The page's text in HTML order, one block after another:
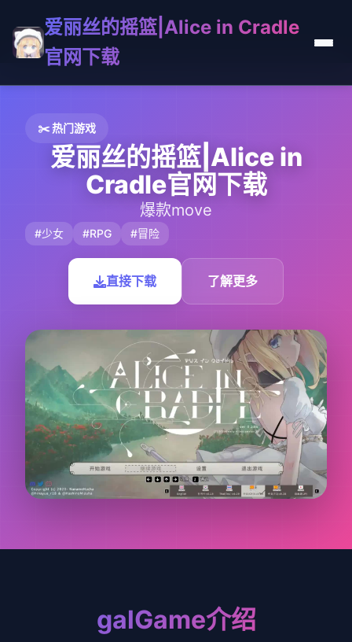
爱丽丝的摇篮|Alice in Cradle
官网下载
✂️ 热门游戏
爱丽丝的摇篮|Alice in
Cradle官网下载
爆款move
#少女 #RPG #冒险
直接下载 了解更多
galGame介绍